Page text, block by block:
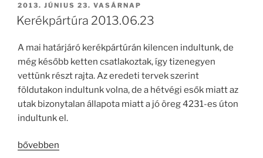
BEKÜLDVE:
2013. JÚNIUS 23. VASÁRNAP
Kerékpártúra 2013.06.23
A mai határjáró kerékpártúrán kilencen indultunk, de
még később ketten csatlakoztak, így tizenegyen
vettünk részt rajta. Az eredeti tervek szerint
földutakon indultunk volna, de a hétvégi esők miatt az
utak bizonytalan állapota miatt a jó öreg 4231-es úton
indultunk el.
„Kerékpártúra
bővebben